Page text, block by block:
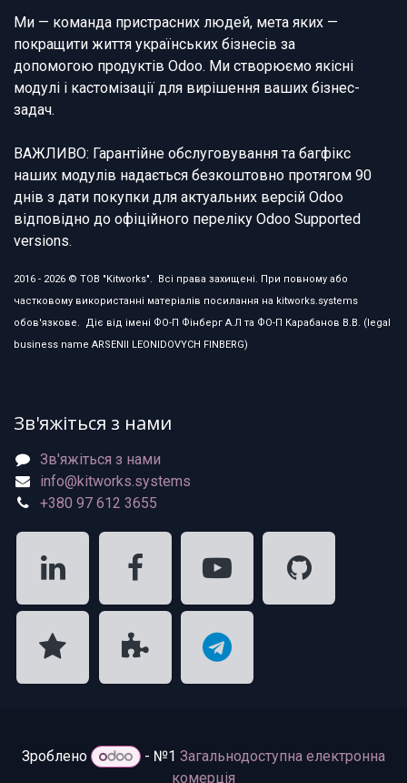
Ми — команда пристрасних людей, мета яких —
покращити життя українських бізнесів за
допомогою продуктів Odoo. Ми створюємо якісні
модулі і кастомізації для вирішення ваших бізнес-
задач.
ВАЖЛИВО: Гарантійне обслуговування та багфікс
наших модулів надається безкоштовно протягом 90
днів з дати покупки для актуальних версій Odoo
відповідно до офіційного переліку Odoo Supported
versions.
2016 - 2026 © ТОВ "Kitworks". Всі права захищені. При повному або
частковому використанні матеріалів посилання на kitworks.systems
обов'язкове. Діє від імені ФО-П Фінберг А.Л та ФО-П Карабанов В.В. (legal
business name ARSENII LEONIDOVYCH FINBERG)
Зв'яжіться з нами
Зв'яжіться з нами
info@kitworks.systems
+380 97 612 3655
Зроблено - №1 Загальнодоступна електронна
комерція